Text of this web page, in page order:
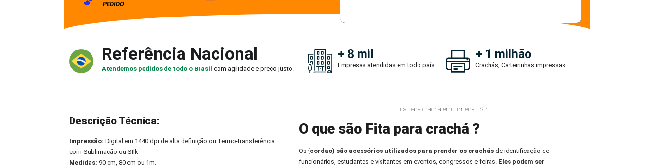
PEDIDO
Referência Nacional
Atendemos pedidos de todo o Brasilcom agilidade e preço justo.
+ 8 mil
Empresas atendidas em todo país.
+ 1 milhão
Crachás, Carteirinhas impressas.
Descrição Técnica:
Impressão: Digital em 1440 dpi de alta definição ou Termo-transferência
com Sublimação ou SIlk
Medidas: 90 cm, 80 cm ou 1m.
Fita para crachá em Limeira - SP
O que são Fita para crachá ?
Os {cordao) são acessórios utilizados para prender os crachásde identificação de
funcionários, estudantes e visitantes em eventos, congressos e feiras. Eles podem ser